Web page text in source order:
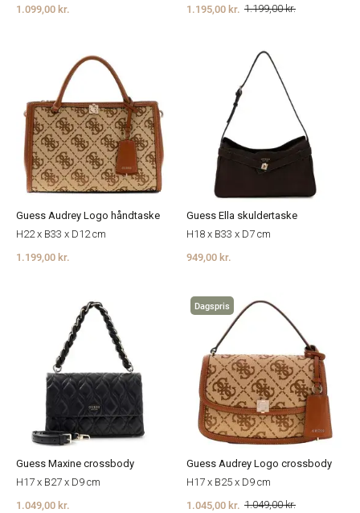
1.099,00 kr. 1.199,00 kr.
1.195,00 kr.
Guess Audrey Logo håndtaske
H22 x B33 x D12 cm
1.199,00 kr.
Guess Ella skuldertaske
H18 x B33 x D7 cm
949,00 kr.
Guess Maxine crossbody
H17 x B27 x D9 cm
1.049,00 kr.
Dagspris
Guess Audrey Logo crossbody
H17 x B25 x D9 cm
1.049,00 kr.
1.045,00 kr.